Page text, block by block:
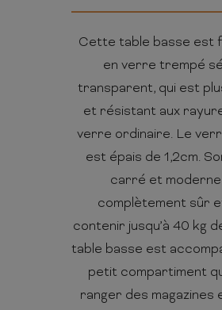
Cette table basse est
en verre trempé
transparent, qui est
et résistant aux
verre ordinaire. Le
est épais de 1,2cm.
carré et
complètement sûr
contenir jusqu’à 40 kg
table basse est
petit compartiment
ranger des magazines